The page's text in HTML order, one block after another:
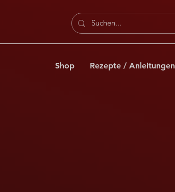
Shop Rezepte / Anleitungen